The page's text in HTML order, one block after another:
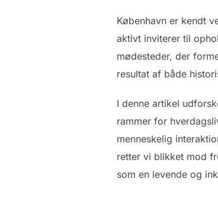
København er kendt
aktivt inviterer til
mødesteder, der
resultat af både
I denne artikel
rammer for
menneskelig
retter vi blikket mod
som en levende og